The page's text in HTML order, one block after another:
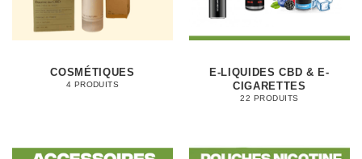
COSMÉTIQUES
4 PRODUITS
E-LIQUIDES CBD & E-
CIGARETTES
22 PRODUITS